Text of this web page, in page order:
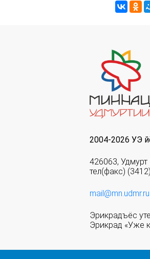
2004-2026 УЭ
426063,
тел(факс)
mail@mn.udmr.ru
Эрикрадъёс
Эрикрад «Уже